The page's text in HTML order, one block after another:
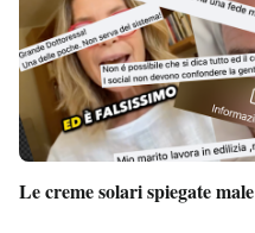
Le creme solari spiegate male